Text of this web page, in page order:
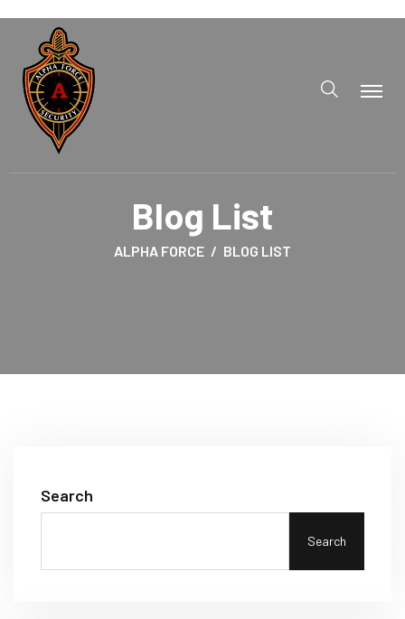
Blog List
ALPHA FORCE BLOG LIST
Search
Search